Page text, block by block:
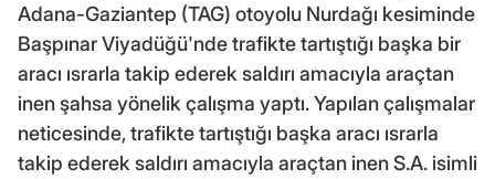
Adana-Gaziantep (TAG) otoyolu Nurdağı kesiminde
Başpınar Viyadüğü'nde trafikte tartıştığı başka bir
aracı ısrarla takip ederek saldırı amacıyla araçtan
inen şahsa yönelik çalışma yaptı. Yapılan çalışmalar
neticesinde, trafikte tartıştığı başka aracı ısrarla
takip ederek saldırı amacıyla araçtan inen S.A. isimli